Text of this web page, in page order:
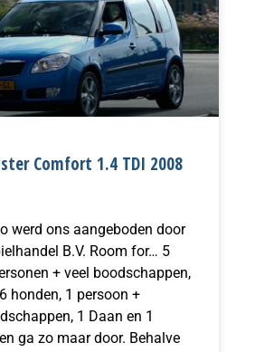
Comfort 1.4 TDI 2008
werd ons aangeboden door
B.V. Room for… 5
+ veel boodschappen,
honden, 1 persoon +
1 Daan en 1
ga zo maar door. Behalve